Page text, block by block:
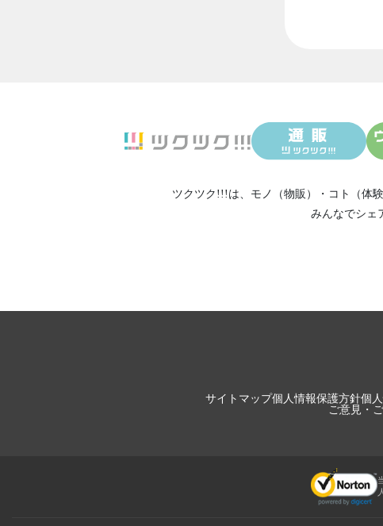
ツクツク!!!は、 モノ（物販） ・ コト（体験
みんなでシェ
サイトマップ個人情報保護方針個
ご意見・